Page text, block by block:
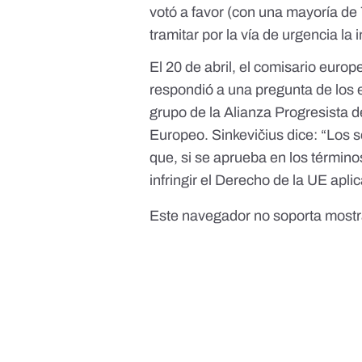
votó a favor (con una mayoría
tramitar por la vía de urgencia la
El 20 de abril, el comisario
respondió a una pregunta de los
grupo de la Alianza Progresista
Europeo. Sinkevičius dice: “Los
que, si se aprueba en los
infringir el Derecho de la UE
Este navegador no soporta